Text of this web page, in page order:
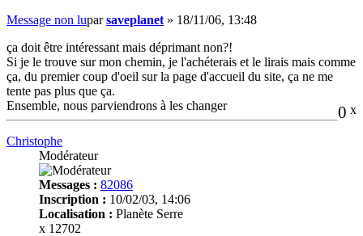
Message non luparsaveplanet » 18/11/06, 13:48
ça doit être intéressant mais déprimant non?!
Si je le trouve sur mon chemin, je l'achéterais et le lirais mais comme
ça, du premier coup d'oeil sur la page d'accueil du site, ça ne me
tente pas plus que ça.
0 x
Ensemble, nous parviendrons à les changer
Christophe
Modérateur
Messages : 82086
Inscription : 10/02/03, 14:06
Localisation : Planète Serre
x 12702